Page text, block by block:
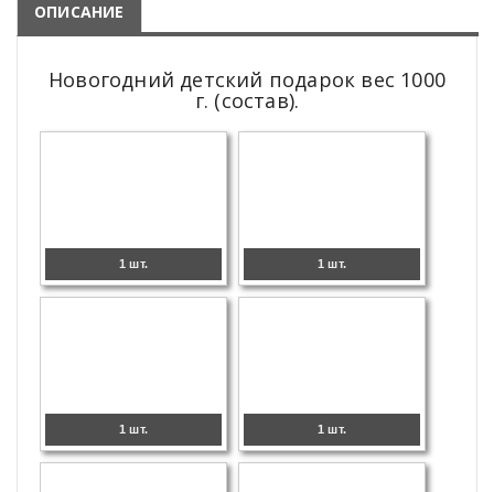
ОПИСАНИЕ
Новогодний детский подарок вес 1000
г. (состав).
1 шт. 1 шт.
1 шт. 1 шт.